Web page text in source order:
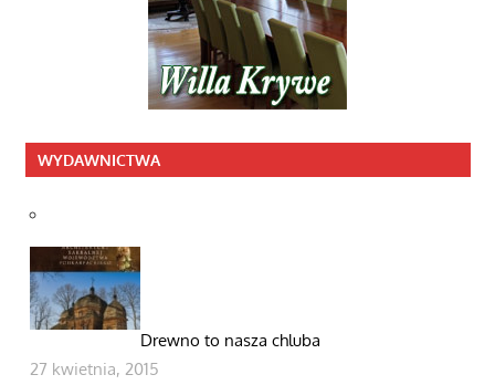
WYDAWNICTWA
Drewno to nasza chluba
27 kwietnia, 2015